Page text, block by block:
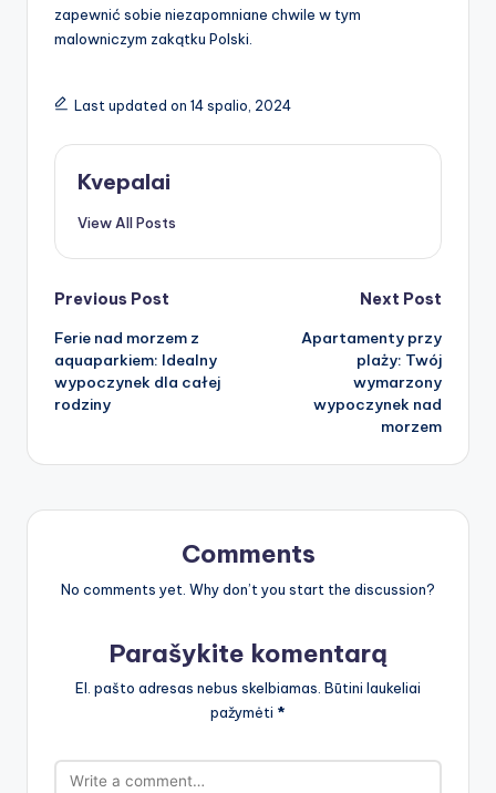
zapewnić sobie niezapomniane chwile w tym
malowniczym zakątku Polski.
Last updated on 14 spalio, 2024
Kvepalai
View All Posts
Post
navigation
Previous Post
Ferie nad morzem z
aquaparkiem: Idealny
wypoczynek dla całej
rodziny
Next Post
Apartamenty przy
plaży: Twój
wymarzony
wypoczynek nad
morzem
Comments
No comments yet. Why don’t you start the discussion?
Parašykite komentarą
El. pašto adresas nebus skelbiamas. Būtini laukeliai
pažymėti *